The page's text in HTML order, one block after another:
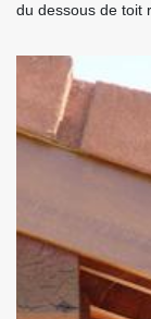
du dessous de toit